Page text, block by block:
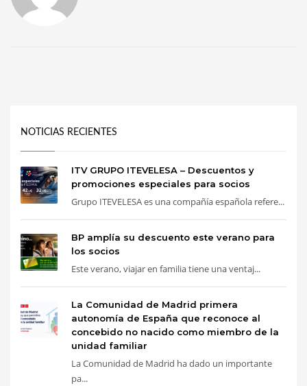
NOTICIAS RECIENTES
ITV GRUPO ITEVELESA – Descuentos y
promociones especiales para socios
Grupo ITEVELESA es una compañía española refere...
BP amplía su descuento este verano para
los socios
Este verano, viajar en familia tiene una ventaj...
La Comunidad de Madrid primera
autonomía de España que reconoce al
concebido no nacido como miembro de la
unidad familiar
La Comunidad de Madrid ha dado un importante
pa...